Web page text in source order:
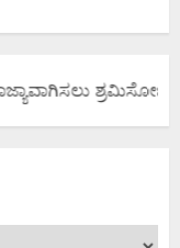
ಶ್ರಮಿಸೋಣ